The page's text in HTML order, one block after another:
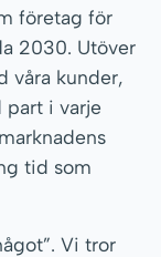
företag för
2030. Utöver
våra kunder,
part i varje
tid som
Vi tror